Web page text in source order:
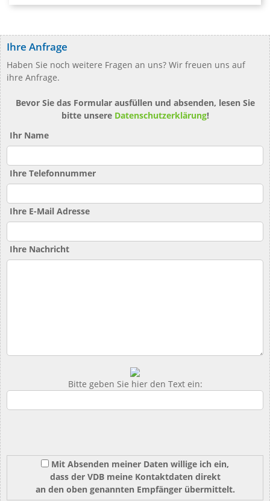
Ihre Anfrage
Haben Sie noch weitere Fragen an uns? Wir freuen uns auf
ihre Anfrage.
Bevor Sie das Formular ausfüllen und absenden, lesen Sie
bitte unsere Datenschutzerklärung!
Ihr Name
Ihre Telefonnummer
Ihre E-Mail Adresse
Ihre Nachricht
Bitte geben Sie hier den Text ein:
Mit Absenden meiner Daten willige ich ein,
dass der VDB meine Kontaktdaten direkt
an den oben genannten Empfänger übermittelt.